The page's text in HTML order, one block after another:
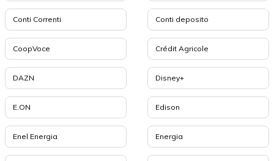
Conti Correnti Conti deposito
CoopVoce Crédit Agricole
DAZN Disney+
E.ON Edison
Enel Energia Energia